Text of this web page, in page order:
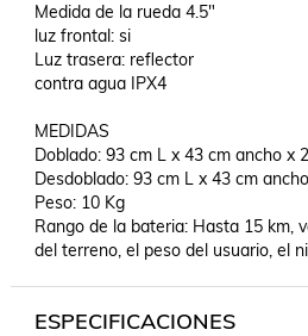
Medida de la rueda 4.5"
luz frontal: si
Luz trasera: reflector
contra agua IPX4
MEDIDAS
Doblado: 93 cm L x 43 cm ancho x
Desdoblado: 93 cm L x 43 cm
Peso: 10 Kg
Rango de la bateria: Hasta 15 km,
del terreno, el peso del usuario, el
ESPECIFICACIONES